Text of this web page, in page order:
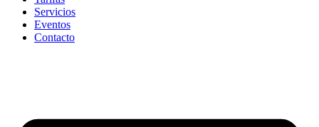
Servicios
Eventos
Contacto